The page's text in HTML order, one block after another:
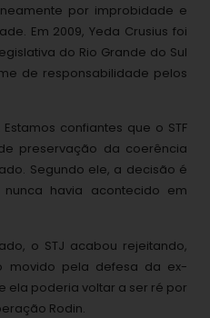
por improbidade e
Em 2009, Yeda Crusius foi
do Rio Grande do Sul
de responsabilidade pelos
confiantes que o STF
preservação da coerência
Segundo ele, a decisão é
havia acontecido em
o STJ acabou rejeitando,
movido pela defesa da ex-
ela poderia voltar a ser ré por
Rodin.